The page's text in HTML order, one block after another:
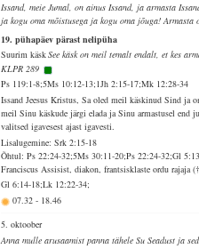
Issand, meie Jumal, on ainus Issand, ja armasta
ja kogu oma mõistusega ja kogu oma jõuga! Armasta
19. pühapäev pärast nelipüha
Suurim käskSee käsk on meil temalt endalt, et kes
KLPR 289
Ps 119:1-8;5Ms 10:12-13;1Jh 2:15-17;Mk 12:28-34
Issand Jeesus Kristus, Sa oled meil käskinud Sind ja
meil Sinu käskude järgi elada ja Sinu armastusel end
valitsed igavesest ajast igavesti.
Lisalugemine: Srk 2:15-18
Õhtul: Ps 22:24-32;5Ms 30:11-20;Ps 22:24-32;Gl
Franciscus Assisist, diakon, frantsisklaste ordu rajaja
Gl 6:14-18;Lk 12:22-34;
07.32- 18.46
5. oktoober
Anna mulle arusaamist panna tähele Su Seadust ja